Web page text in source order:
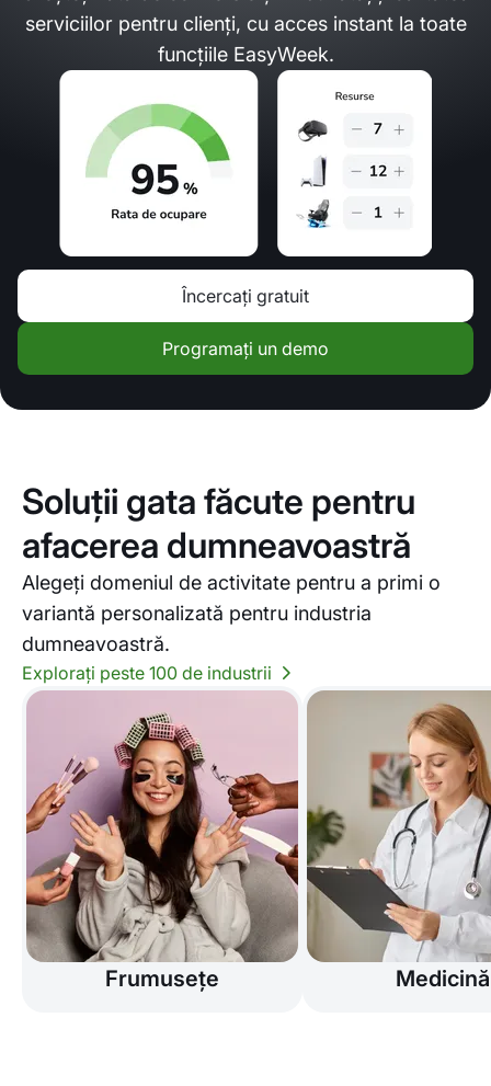
serviciilor pentru clienți, cu acces instant la toate
funcțiile EasyWeek.
Încercați gratuit
Programați un demo
Soluții gata făcute pentru
afacerea dumneavoastră
Alegeți domeniul de activitate pentru a primi o
variantă personalizată pentru industria
dumneavoastră.
Explorați peste 100 de industrii
Frumusețe Medicină